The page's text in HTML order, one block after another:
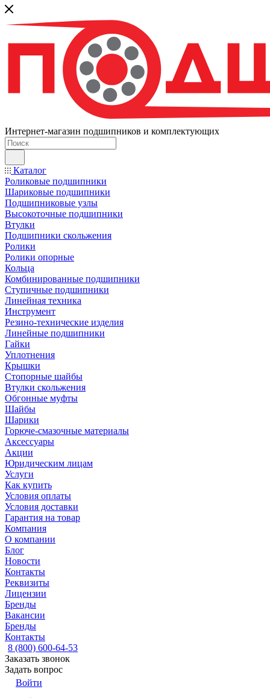
Интернет-магазин подшипников и комплектующих
Каталог
Роликовые подшипники
Шариковые подшипники
Подшипниковые узлы
Высокоточные подшипники
Втулки
Подшипники скольжения
Ролики
Ролики опорные
Кольца
Комбинированные подшипники
Ступичные подшипники
Линейная техника
Инструмент
Резино-технические изделия
Линейные подшипники
Гайки
Уплотнения
Крышки
Стопорные шайбы
Втулки скольжения
Обгонные муфты
Шайбы
Шарики
Горюче-смазочные материалы
Аксессуары
Акции
Юридическим лицам
Услуги
Как купить
Условия оплаты
Условия доставки
Гарантия на товар
Компания
О компании
Блог
Новости
Контакты
Реквизиты
Лицензии
Бренды
Вакансии
Бренды
Контакты
8 (800) 600-64-53
Заказать звонок
Задать вопрос
Войти